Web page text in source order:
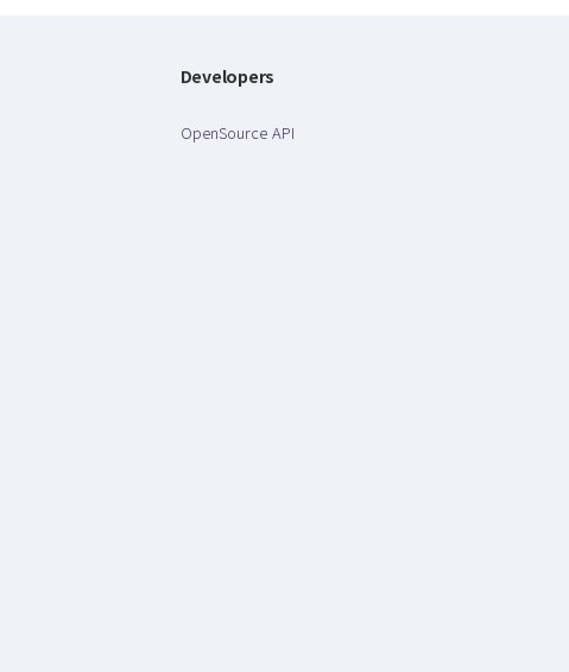
Developers
OpenSource API